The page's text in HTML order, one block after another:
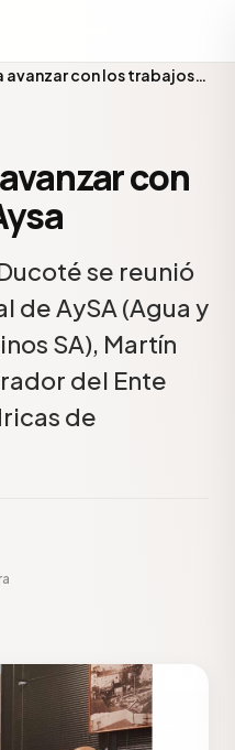
avanzar con los trabajos…
con
se reunió
de AySA (Agua y
SA), Martín
del Ente
de